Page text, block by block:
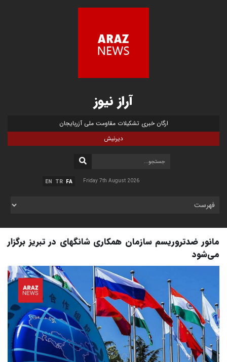
آراز نیوز
ارگان خبری تشکیلات مقاومت ملی آزربایجان
دیرنیش
FA
TR
EN Friday 7th August 2026
مانور ضدتروریسم سازمان همکاری شانگهای در تبریز برگزار
می‌شود